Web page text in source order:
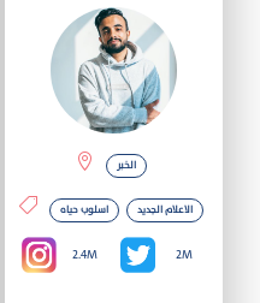
الخبر
اسلوب حياه الاعلام الجديد
2.4M 2M